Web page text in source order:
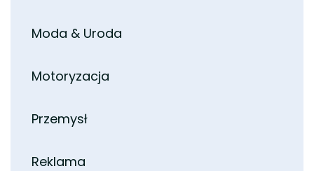
Moda & Uroda
Motoryzacja
Przemysł
Reklama